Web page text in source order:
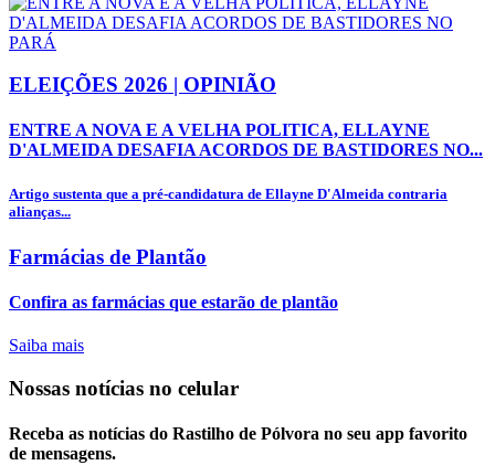
ELEIÇÕES 2026 | OPINIÃO
ENTRE A NOVA E A VELHA POLITICA, ELLAYNE
D'ALMEIDA DESAFIA ACORDOS DE BASTIDORES NO...
Artigo sustenta que a pré-candidatura de Ellayne D'Almeida contraria
alianças...
Farmácias de Plantão
Confira as farmácias que estarão de plantão
Saiba mais
Nossas notícias no celular
Receba as notícias do Rastilho de Pólvora no seu app favorito
de mensagens.